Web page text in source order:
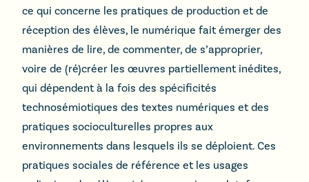
ce qui concerne les pratiques de production et de
réception des élèves, le numérique fait émerger des
manières de lire, de commenter, de s’approprier,
voire de (ré)créer les œuvres partiellement inédites,
qui dépendent à la fois des spécificités
technosémiotiques des textes numériques et des
pratiques socioculturelles propres aux
environnements dans lesquels ils se déploient. Ces
pratiques sociales de référence et les usages